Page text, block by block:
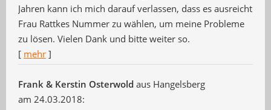
Jahren kann ich mich darauf verlassen, dass es ausreicht
Frau Rattkes Nummer zu wählen, um meine Probleme
zu lösen. Vielen Dank und bitte weiter so.
[ mehr ]
Frank & Kerstin Osterwold aus Hangelsberg
am 24.03.2018: